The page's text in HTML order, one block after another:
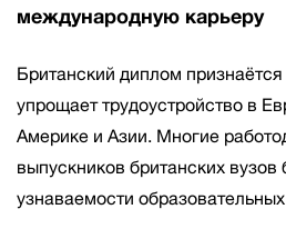
международную карьеру
Британский диплом
упрощает трудоустройство в
Америке и Азии. Многие
выпускников британских вузов
узнаваемости